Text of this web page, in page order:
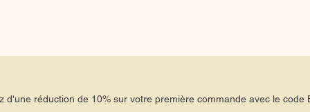
d'une réduction de 10% sur votre première commande avec le code